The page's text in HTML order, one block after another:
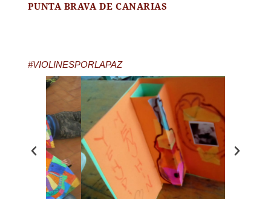
PUNTA BRAVA DE CANARIAS
#VIOLINESPORLAPAZ